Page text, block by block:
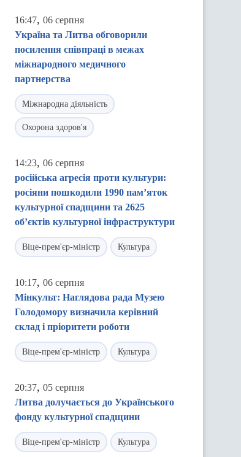
16:47, 06 серпня
Україна та Литва обговорили
посилення співпраці в межах
міжнародного медичного
партнерства
Міжнародна діяльність
Охорона здоров'я
14:23, 06 серпня
російська агресія проти культури:
росіяни пошкодили 1990 пам’яток
культурної спадщини та 2625
об’єктів культурної інфраструктури
Віце-прем'єр-міністр Культура
10:17, 06 серпня
Мінкульт: Наглядова рада Музею
Голодомору визначила керівний
склад і пріоритети роботи
Віце-прем'єр-міністр Культура
20:37, 05 серпня
Литва долучається до Українського
фонду культурної спадщини
Віце-прем'єр-міністр Культура